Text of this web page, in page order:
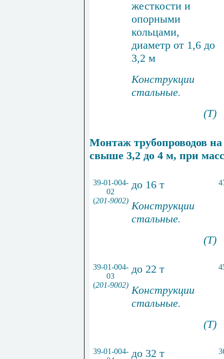
жесткости и
опорными
кольцами,
диаметр от 1,6 до
3,2 м
Конструкции
стальные.
(Т)
Монтаж трубопроводов на
свыше 3,2 до 4 м, при
39-01-004-
02
(201-9002)
до 16 т
Конструкции
стальные.
(Т)
39-01-004-
03
(201-9002)
до 22 т
Конструкции
стальные.
(Т)
39-01-004- до 32 т